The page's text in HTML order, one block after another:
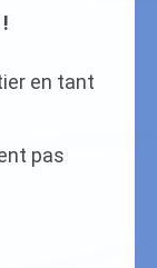
en tant
pas